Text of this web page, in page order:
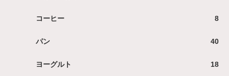
コーヒー 8
パン 40
ヨーグルト 18